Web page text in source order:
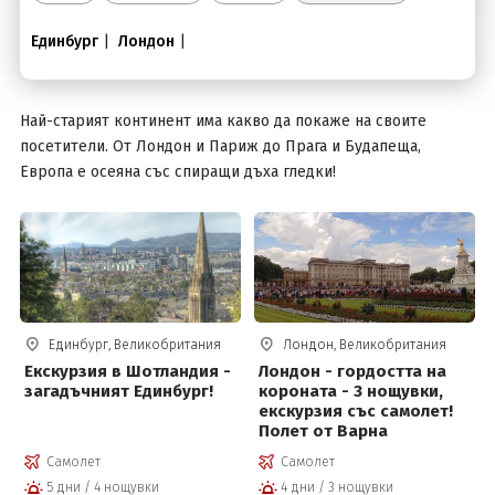
Единбург| Лондон
Най-старият континент има какво да покаже на своите
посетители. От Лондон и Париж до Прага и Будапеща,
Европа е осеяна със спиращи дъха гледки!
Единбург, Великобритания
Екскурзия в Шотландия -
загадъчният Единбург!
Самолет
5 дни / 4 нощувки
Лондон, Великобритания
Лондон - гордостта на
короната - 3 нощувки,
екскурзия със самолет!
Полет от Варна
Самолет
4 дни / 3 нощувки